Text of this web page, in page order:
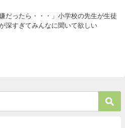
だったら・・・」小学校の先生が生徒
深すぎてみんなに聞いて欲しい